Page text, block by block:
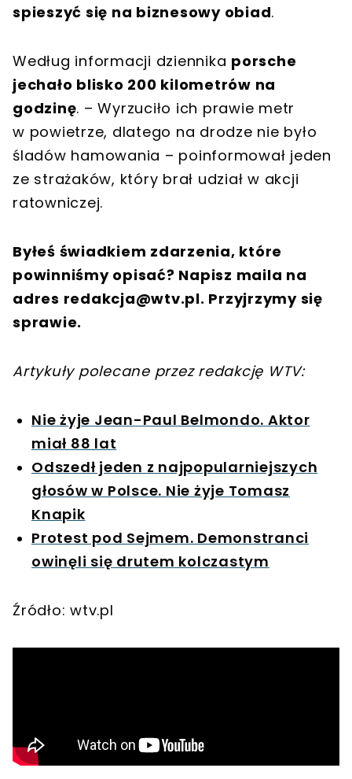
spieszyć się na biznesowy obiad.
Według informacji dziennika porsche
jechało blisko 200 kilometrów na
godzinę. – Wyrzuciło ich prawie metr
w powietrze, dlatego na drodze nie było
śladów hamowania – poinformował jeden
ze strażaków, który brał udział w akcji
ratowniczej.
Byłeś świadkiem zdarzenia, które
powinniśmy opisać? Napisz maila na
adres redakcja@wtv.pl. Przyjrzymy się
sprawie.
Artykuły polecane przez redakcję WTV:
Nie żyje Jean-Paul Belmondo. Aktor
miał 88 lat
Odszedł jeden z najpopularniejszych
głosów w Polsce. Nie żyje Tomasz
Knapik
Protest pod Sejmem. Demonstranci
owinęli się drutem kolczastym
Źródło: wtv.pl